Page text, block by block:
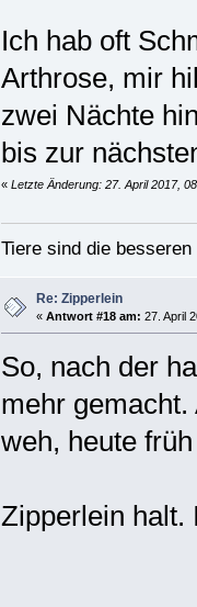
Ich hab oft
Arthrose, mir
zwei Nächte
bis zur
« Letzte Änderung: 27. April 2017,
Tiere sind die
Re: Zipperlein
« Antwort #18 am: 27. April
So, nach der
mehr
weh, heute
Zipperlein